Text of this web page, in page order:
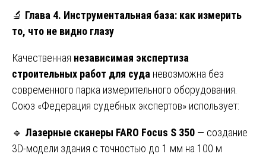
🔬 Глава 4. Инструментальная база: как измерить
то, что не видно глазу
Качественная независимая экспертиза
строительных работ для суда невозможна без
современного парка измерительного оборудования.
Союз «Федерация судебных экспертов» использует:
🔹 Лазерные сканеры FARO Focus S 350 — создание
3D-модели здания с точностью до 1 мм на 100 м